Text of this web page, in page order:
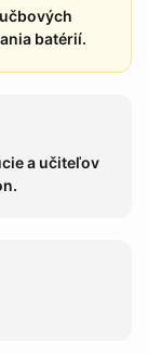
batérií.
a učiteľov